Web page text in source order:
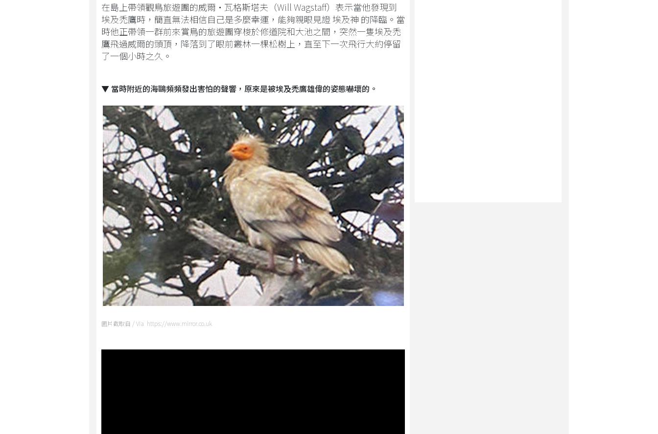
在島上帶領觀鳥旅遊團的威爾·瓦格斯塔夫（Will Wagstaff）表示當他發現到
埃及禿鷹時，簡直無法相信自己是多麼幸運，能夠親眼見證 埃及神 的降臨。當
時他正帶領一群前來賞鳥的旅遊團穿梭於修道院和大池之間，突然一隻埃及禿
鷹飛過威爾的頭頂，降落到了眼前叢林一棵松樹上，直至下一次飛行大約停留
了一個小時之久。
▼ 當時附近的海鷗頻頻發出害怕的聲響，原來是被埃及禿鷹雄偉的姿態嚇壞的。
圖片截取自 / Via https://www.mirror.co.uk